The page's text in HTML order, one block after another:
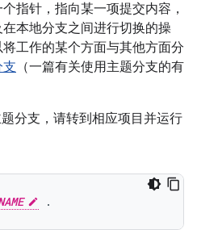
指针，指向某一项提交内容，
本地分支之间进行切换的操
工作的某个方面与其他方面分
（一篇有关使用主题分支的有
分支，请转到相应项目并运行